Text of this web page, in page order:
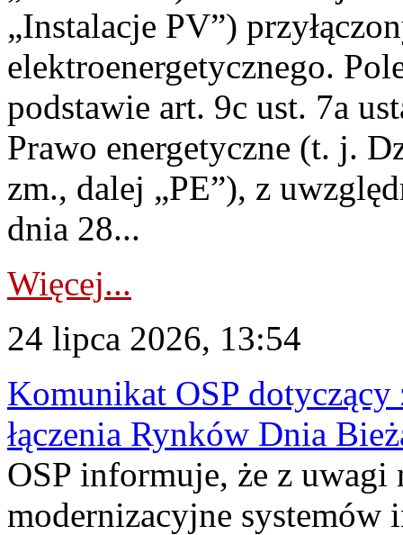
„Instalacje PV”)
elektroenergetycznego.
podstawie art. 9c ust. 7a
Prawo energetyczne (t. j.
zm., dalej „PE”), z
dnia 28...
Więcej...
24 lipca 2026, 13:54
Komunikat OSP dotyczący
łączenia Rynków Dnia
OSP informuje, że z uwagi
modernizacyjne